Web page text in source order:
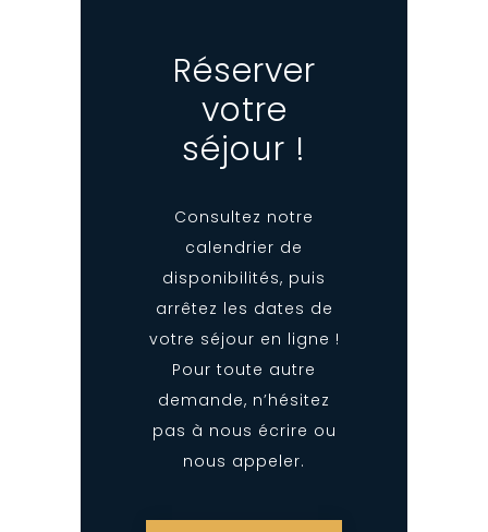
Réserver
votre
séjour !
Consultez notre
calendrier de
disponibilités, puis
arrêtez les dates de
votre séjour en ligne !
Pour toute autre
demande, n’hésitez
pas à nous écrire ou
nous appeler.